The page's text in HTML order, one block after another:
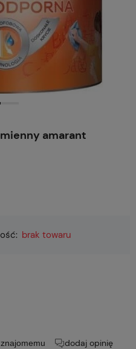
amarant
brak towaru
dodaj opinię